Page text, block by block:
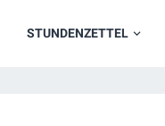
STUNDENZETTEL